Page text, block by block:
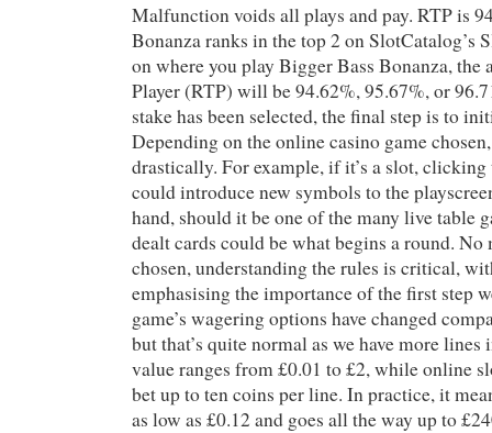
Malfunction voids all plays and pay. RTP is
Bonanza ranks in the top 2 on SlotCatalog’s
on where you play Bigger Bass Bonanza, the
Player (RTP) will be 94.62%, 95.67%, or
stake has been selected, the final step is to
Depending on the online casino game
drastically. For example, if it’s a slot,
could introduce new symbols to the
hand, should it be one of the many live table
dealt cards could be what begins a round. No
chosen, understanding the rules is critical,
emphasising the importance of the first step
game’s wagering options have changed
but that’s quite normal as we have more lines
value ranges from £0.01 to £2, while online
bet up to ten coins per line. In practice, it
as low as £0.12 and goes all the way up to